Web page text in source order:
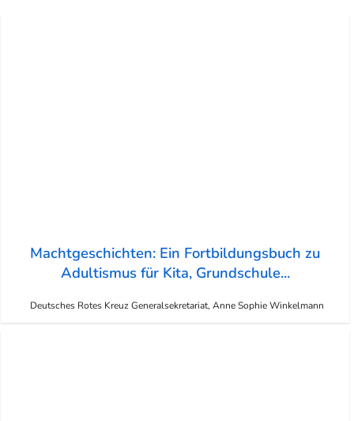
Machtgeschichten: Ein Fortbildungsbuch zu
Adultismus für Kita, Grundschule...
Deutsches Rotes Kreuz Generalsekretariat, Anne Sophie Winkelmann